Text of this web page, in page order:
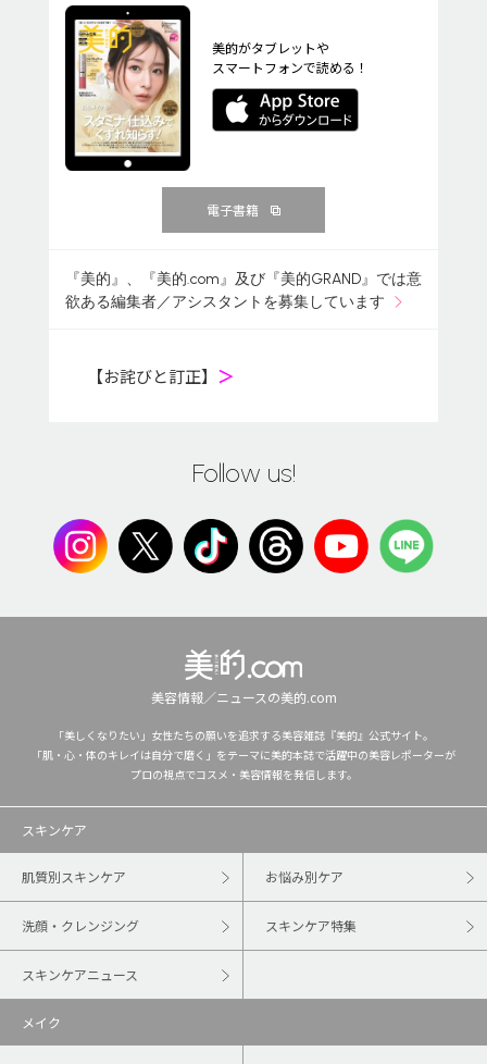
美的がタブレットや
スマートフォンで読める！
電子書籍
『美的』、『美的.com』及び『美的GRAND』では意
欲ある編集者／アシスタントを募集しています
【お詫びと訂正】 ＞
Follow us!
美容情報／ニュースの美的.com
「美しくなりたい」女性たちの願いを追求する美容雑誌『美的』公式サイト。
「肌・心・体のキレイは自分で磨く」をテーマに美的本誌で活躍中の美容レポーターが
プロの視点でコスメ・美容情報を発信します。
スキンケア
肌質別スキンケア お悩み別ケア
洗顔・クレンジング スキンケア特集
スキンケアニュース
メイク